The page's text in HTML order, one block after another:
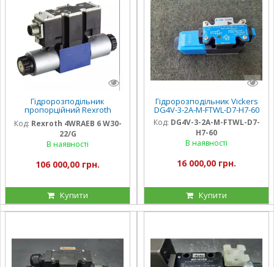
Гідророзподільник
пропорційний Rexroth
4WRAEB 6 W30-
22/G24N9K31/A1V
Код: Rexroth 4WRAEB 6 W30-
22/G
В наявності
106 000,00 грн.
Купити
Гідророзподільник Vickers
DG4V-3-2A-M-FTWL-D7-H7-60
Код: DG4V-3-2A-M-FTWL-D7-
H7-60
В наявності
16 000,00 грн.
Купити